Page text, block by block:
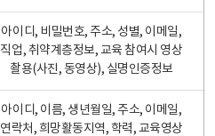
아이디, 비밀번호, 주소, 성별, 이메일,
직업, 취약계층정보, 교육 참여시 영상
촬용(사진, 동영상), 실명인증정보
아이디, 이름, 생년월일, 주소, 이메일,
연락처, 희망활동지역, 학력, 교육영상